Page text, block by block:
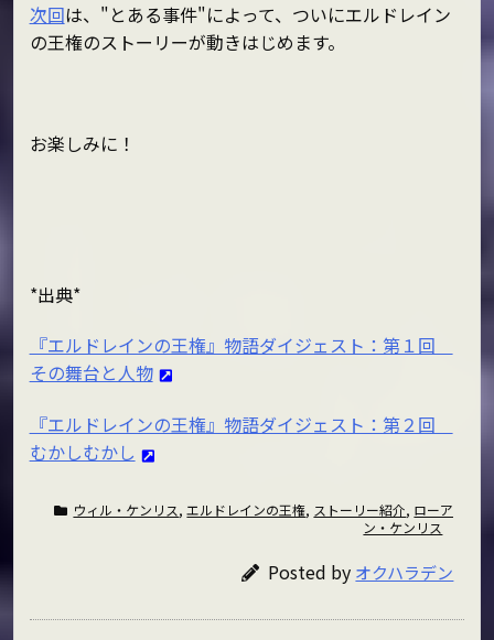
次回は、"とある事件"によって、ついにエルドレイン
の王権のストーリーが動きはじめます。
お楽しみに！
*出典*
『エルドレインの王権』物語ダイジェスト：第１回
その舞台と人物
『エルドレインの王権』物語ダイジェスト：第２回
むかしむかし
ウィル・ケンリス,エルドレインの王権, ストーリー紹介, ローア
ン・ケンリス
Posted by オクハラデン